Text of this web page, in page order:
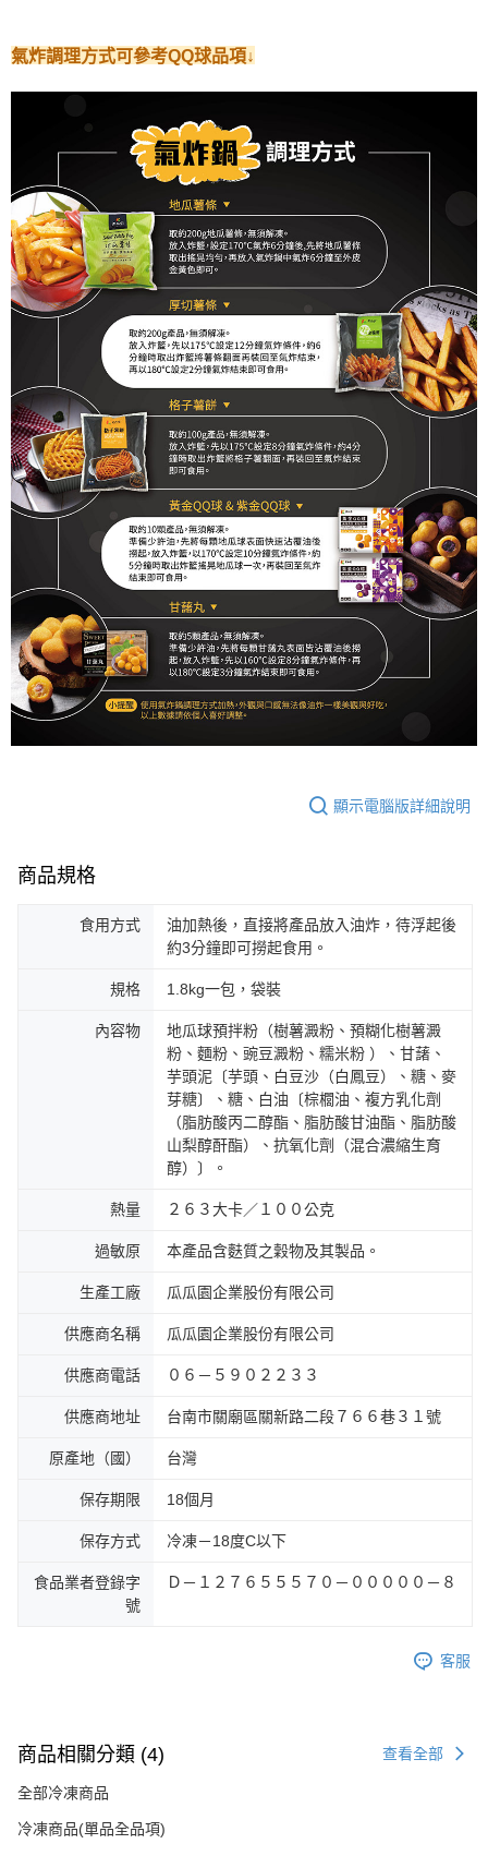
２．關於個人資料處理事宜，請瀏覽以下網址：
「AFTEE先享後付」，若未經同意申辦者引起之損失，本公司不負相關責
４．使用「AFTEE先享後付」時，將依據個別帳號之用戶狀況，依本公司即
時審查核予不同之上限額度；若仍有額度不足之情形，本公司將視審查結果
請求用戶進行身份認證。
５．嚴禁一人註冊多個帳號或使用他人資訊註冊。若發現惡意使用之情形，
恩沛科技股份有限公司將有權停止該用戶之使用額度並採取法律行動。
氣炸調理方式可參考QQ球品項↓
顯示電腦版詳細說明
商品規格
食用方式
油加熱後，直接將產品放入油炸，待浮起後
約3分鐘即可撈起食用。
規格 1.8kg一包，袋裝
內容物
地瓜球預拌粉（樹薯澱粉、預糊化樹薯澱
粉、麵粉、豌豆澱粉、糯米粉 ）、甘藷、
芋頭泥〔芋頭、白豆沙（白鳳豆）、糖、麥
芽糖〕、糖、白油〔棕櫚油、複方乳化劑
（脂肪酸丙二醇酯、脂肪酸甘油酯、脂肪酸
山梨醇酐酯）、抗氧化劑（混合濃縮生育
醇）〕。
熱量 ２６３大卡／１００公克
過敏原 本產品含麩質之穀物及其製品。
生產工廠 瓜瓜園企業股份有限公司
供應商名稱 瓜瓜園企業股份有限公司
供應商電話 ０６－５９０２２３３
供應商地址 台南市關廟區關新路二段７６６巷３１號
原產地（國） 台灣
保存期限 18個月
保存方式 冷凍－18度C以下
食品業者登錄字
號
Ｄ－１２７６５５５７０－０００００－８
客服
商品相關分類 (4) 查看全部
全部冷凍商品
冷凍商品(單品全品項)